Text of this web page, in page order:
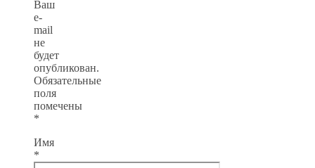
Ваш
e-
mail
не
будет
опубликован.
Обязательные
поля
помечены
*
Имя
*